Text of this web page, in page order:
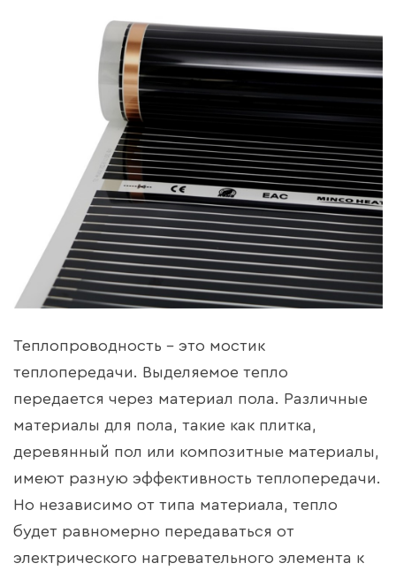
Теплопроводность – это мостик
теплопередачи. Выделяемое тепло
передается через материал пола. Различные
материалы для пола, такие как плитка,
деревянный пол или композитные материалы,
имеют разную эффективность теплопередачи.
Но независимо от типа материала, тепло
будет равномерно передаваться от
электрического нагревательного элемента к